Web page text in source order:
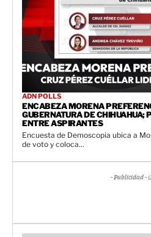
ADN POLLS
ENCABEZA MORENA
GUBERNATURA DE CHIHUAHUA;
ENTRE ASPIRANTES
Encuesta de Demoscopia ubica a
de voto y coloca...
- Publicidad -